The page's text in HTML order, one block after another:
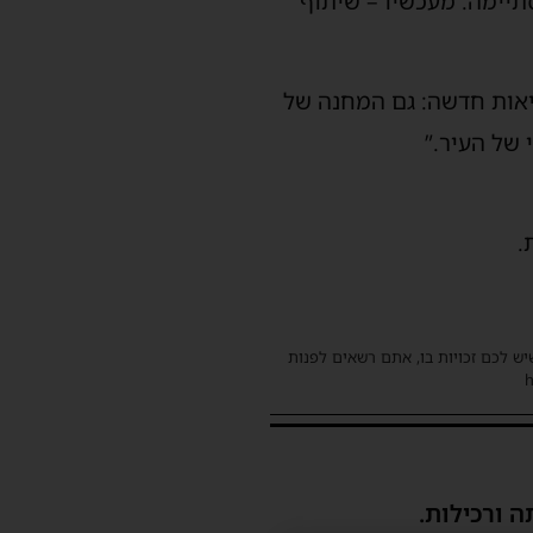
חדשה: גם המחנה של
של העיר.”
לכם זכויות בו, אתם רשאים לפנות
ורכילות.